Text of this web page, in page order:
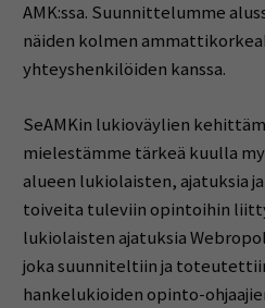
AMK:ssa. Suunnittelumme
näiden kolmen
yhteyshenkilöiden kanssa.
SeAMKin lukioväylien
mielestämme tärkeä kuulla
alueen lukiolaisten, ajatuksia ja
toiveita tuleviin opintoihin
lukiolaisten ajatuksia
joka suunniteltiin ja
hankelukioiden opinto-